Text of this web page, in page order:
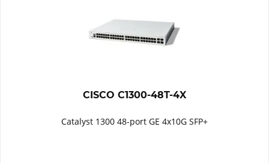
CISCO C1300-48T-4X
Catalyst 1300 48-port GE 4x10G SFP+